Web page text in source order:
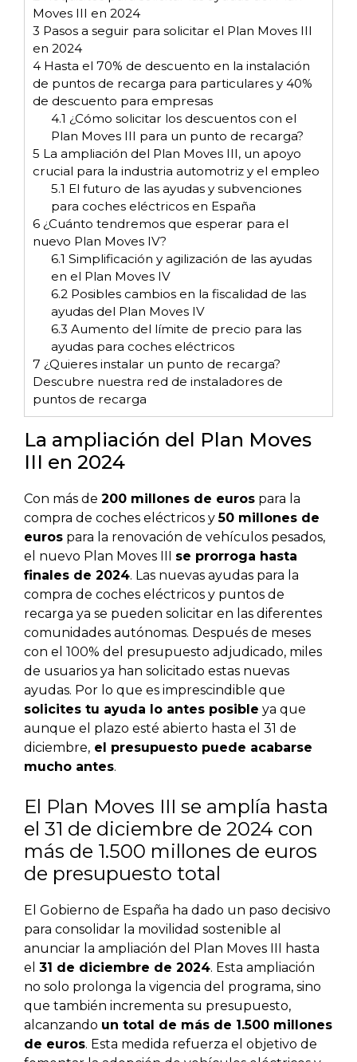
Moves III en 2024
3 Pasos a seguir para solicitar el Plan Moves III
en 2024
4 Hasta el 70% de descuento en la instalación
de puntos de recarga para particulares y 40%
de descuento para empresas
4.1 ¿Cómo solicitar los descuentos con el
Plan Moves III para un punto de recarga?
5 La ampliación del Plan Moves III, un apoyo
crucial para la industria automotriz y el empleo
5.1 El futuro de las ayudas y subvenciones
para coches eléctricos en España
6 ¿Cuánto tendremos que esperar para el
nuevo Plan Moves IV?
6.1 Simplificación y agilización de las ayudas
en el Plan Moves IV
6.2 Posibles cambios en la fiscalidad de las
ayudas del Plan Moves IV
6.3 Aumento del límite de precio para las
ayudas para coches eléctricos
7 ¿Quieres instalar un punto de recarga?
Descubre nuestra red de instaladores de
puntos de recarga
La ampliación del Plan Moves
III en 2024
Con más de 200 millones de euros para la
compra de coches eléctricos y50 millones de
euros para la renovación de vehículos pesados,
el nuevo Plan Moves III se prorroga hasta
finales de 2024. Las nuevas ayudas para la
compra de coches eléctricos y puntos de
recarga ya se pueden solicitar en las diferentes
comunidades autónomas. Después de meses
con el 100% del presupuesto adjudicado, miles
de usuarios ya han solicitado estas nuevas
ayudas. Por lo que es imprescindible que
solicites tu ayuda lo antes posible ya que
aunque el plazo esté abierto hasta el 31 de
diciembre, el presupuesto puede acabarse
mucho antes.
El Plan Moves III se amplía hasta
el 31 de diciembre de 2024 con
más de 1.500 millones de euros
de presupuesto total
El Gobierno de España ha dado un paso decisivo
para consolidar la movilidad sostenible al
anunciar la ampliación del Plan Moves III hasta
el 31 de diciembre de 2024. Esta ampliación
no solo prolonga la vigencia del programa, sino
que también incrementa su presupuesto,
alcanzando un total de más de 1.500 millones
de euros. Esta medida refuerza el objetivo de